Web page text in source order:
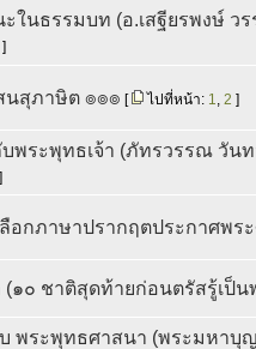
ในธรรมบท (อ.เสฐียรพงษ์ ว
]
นสุภาษิต ๏๏๏ [ ไปที่หน้า: 1, 2 ]
บพระพุทธเจ้า (ภัทรวรรณ วัน
]
ลือกภาษาปรากฤตประกาศพร
๑๐ ชาติสุดท้ายก่อนตรัสรู้เป็น
บ พระพุทธศาสนา (พระมหา